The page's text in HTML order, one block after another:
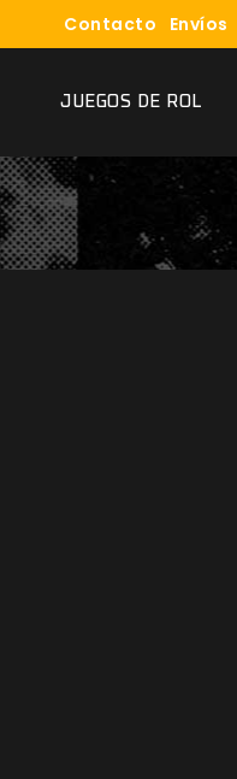
Contacto Envíos
JUEGOS DE ROL